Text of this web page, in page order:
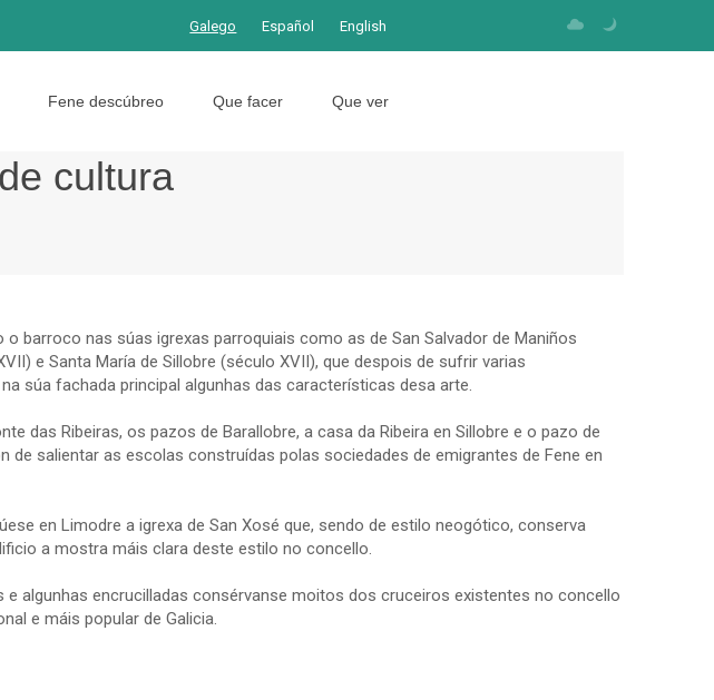
Galego Español English
Fene descúbreo Que facer Que ver
cultura
barroco nas súas igrexas parroquiais como as de San Salvador de Maniños
e Santa María de Sillobre (século XVII), que despois de sufrir varias
súa fachada principal algunhas das características desa arte.
das Ribeiras, os pazos de Barallobre, a casa da Ribeira en Sillobre e o pazo de
de salientar as escolas construídas polas sociedades de emigrantes de Fene en
en Limodre a igrexa de San Xosé que, sendo de estilo neogótico, conserva
a mostra máis clara deste estilo no concello.
algunhas encrucilladas consérvanse moitos dos cruceiros existentes no concello
e máis popular de Galicia.